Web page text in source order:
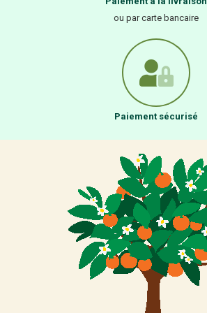
ou par carte bancaire
Paiement sécurisé